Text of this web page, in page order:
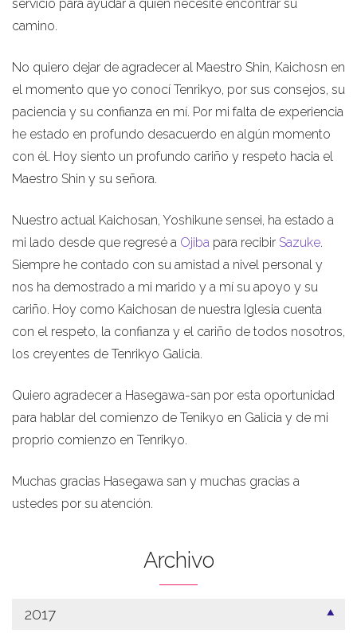
servicio para ayudar a quién necesite encontrar su
camino.
No quiero dejar de agradecer al Maestro Shin, Kaichosn en
el momento que yo conocí Tenrikyo, por sus consejos, su
paciencia y su confianza en mí. Por mi falta de experiencia
he estado en profundo desacuerdo en algún momento
con él. Hoy siento un profundo cariño y respeto hacia el
Maestro Shin y su señora.
Nuestro actual Kaichosan, Yoshikune sensei, ha estado a
mi lado desde que regresé a Ojiba para recibir Sazuke.
Siempre he contado con su amistad a nivel personal y
nos ha demostrado a mi marido y a mí su apoyo y su
cariño. Hoy como Kaichosan de nuestra Iglesia cuenta
con el respeto, la confianza y el cariño de todos nosotros,
los creyentes de Tenrikyo Galicia.
Quiero agradecer a Hasegawa-san por esta oportunidad
para hablar del comienzo de Tenikyo en Galicia y de mi
proprio comienzo en Tenrikyo.
Muchas gracias Hasegawa san y muchas gracias a
ustedes por su atención.
Archivo
2017